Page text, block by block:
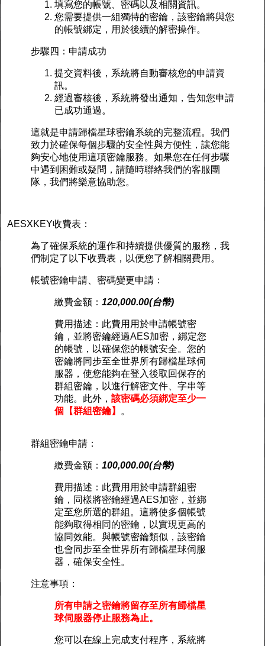
填寫您的帳號、密碼以及相關資訊。
您需要提供一組獨特的密鑰，該密鑰將與您
的帳號綁定，用於後續的解密操作。
步驟四：申請成功
提交資料後，系統將自動審核您的申請資
訊。
經過審核後，系統將發出通知，告知您申請
已成功通過。
這就是申請歸檔星球密鑰系統的完整流程。我們
致力於確保每個步驟的安全性與方便性，讓您能
夠安心地使用這項密鑰服務。如果您在任何步驟
中遇到困難或疑問，請隨時聯絡我們的客服團
隊，我們將樂意協助您。
AESXKEY收費表：
為了確保系統的運作和持續提供優質的服務，我
們制定了以下收費表，以便您了解相關費用。
帳號密鑰申請、密碼變更申請：
繳費金額： 120,000.00(台幣)
費用描述：此費用用於申請帳號密
鑰，並將密鑰經過AES加密，綁定您
的帳號，以確保您的帳號安全。您的
密鑰將同步至全世界所有歸檔星球伺
服器，使您能夠在登入後取回保存的
群組密鑰，以進行解密文件、字串等
功能。此外， 該密碼必須綁定至少一
個【群組密鑰】
。
群組密鑰申請：
繳費金額： 100,000.00(台幣)
費用描述：此費用用於申請群組密
鑰，同樣將密鑰經過AES加密，並綁
定至您所選的群組。這將使多個帳號
能夠取得相同的密鑰，以實現更高的
協同效能。與帳號密鑰類似，該密鑰
也會同步至全世界所有歸檔星球伺服
器，確保安全性。
注意事項：
所有申請之密鑰將留存至所有歸檔星
球伺服器停止服務為止。
您可以在線上完成支付程序，系統將